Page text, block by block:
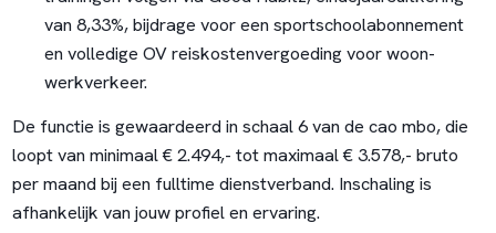
van 8,33%, bijdrage voor een sportschoolabonnement
en volledige OV reiskostenvergoeding voor woon-
werkverkeer.
De functie is gewaardeerd in schaal 6 van de cao mbo, die
loopt van minimaal € 2.494,- tot maximaal € 3.578,- bruto
per maand bij een fulltime dienstverband. Inschaling is
afhankelijk van jouw profiel en ervaring.